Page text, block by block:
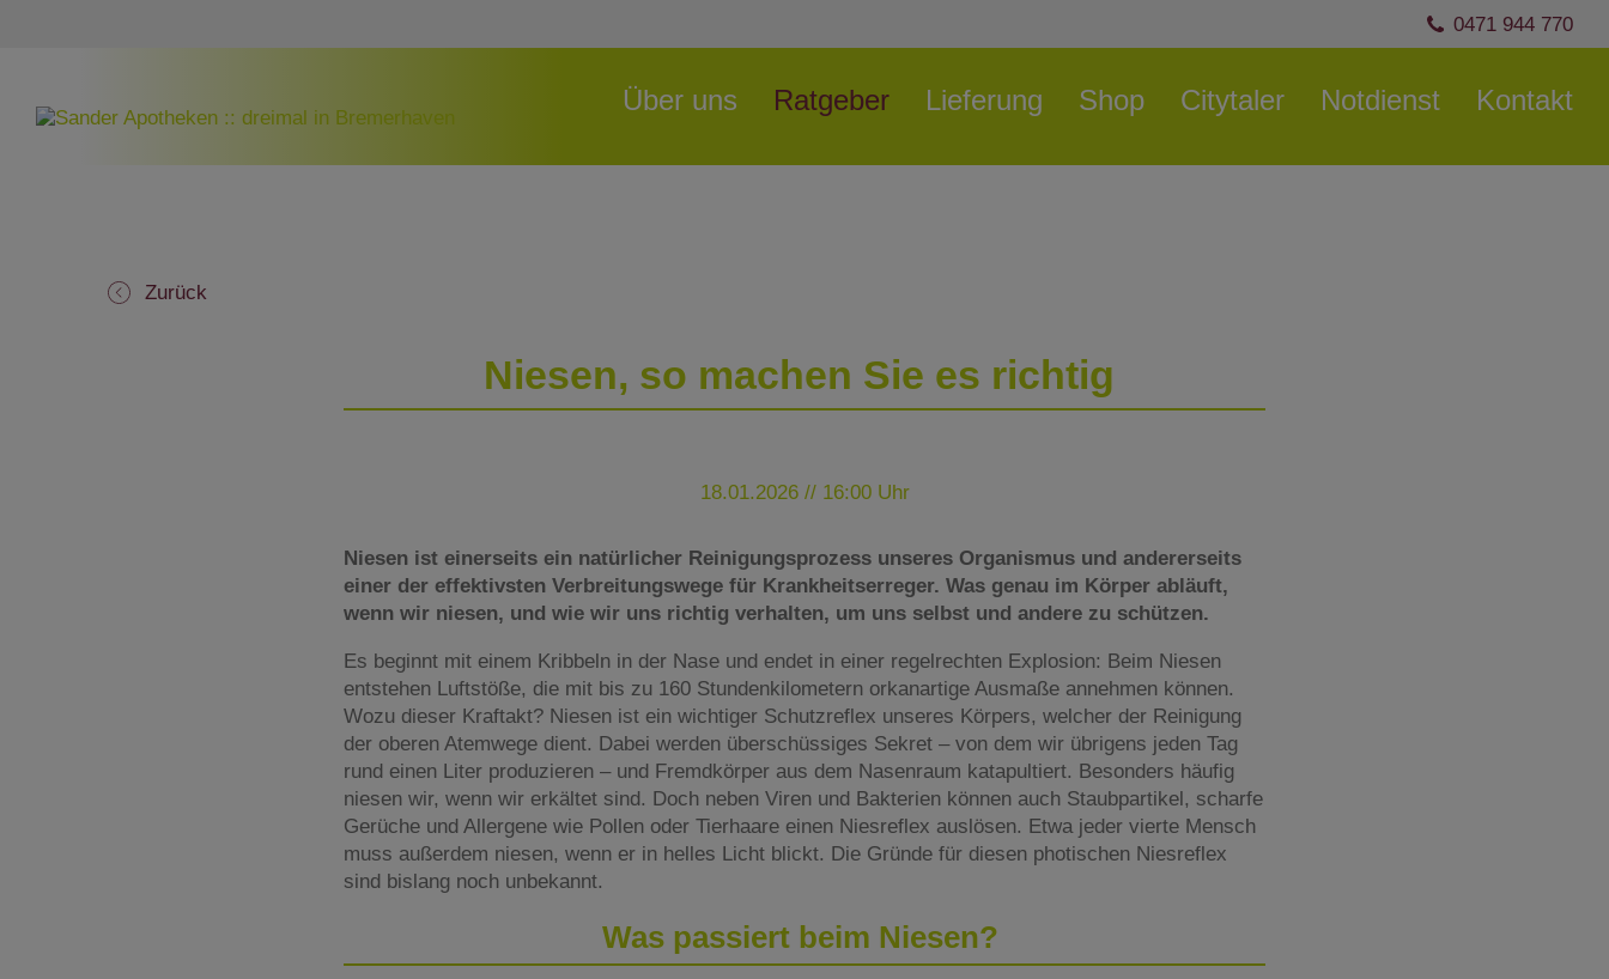
0471 944 770
Navigation
überspringen
Über uns Ratgeber Lieferung Shop Citytaler Notdienst Kontakt
Zurück
Niesen, so machen Sie es richtig
18.01.2026 // 16:00 Uhr
Niesen ist einerseits ein natürlicher Reinigungsprozess unseres Organismus und andererseits
einer der effektivsten Verbreitungswege für Krankheitserreger. Was genau im Körper abläuft,
wenn wir niesen, und wie wir uns richtig verhalten, um uns selbst und andere zu schützen.
Es beginnt mit einem Kribbeln in der Nase und endet in einer regelrechten Explosion: Beim Niesen
entstehen Luftstöße, die mit bis zu 160 Stundenkilometern orkanartige Ausmaße annehmen können.
Wozu dieser Kraftakt? Niesen ist ein wichtiger Schutzreflex unseres Körpers, welcher der Reinigung
der oberen Atemwege dient. Dabei werden überschüssiges Sekret – von dem wir übrigens jeden Tag
rund einen Liter produzieren – und Fremdkörper aus dem Nasenraum katapultiert. Besonders häufig
niesen wir, wenn wir erkältet sind. Doch neben Viren und Bakterien können auch Staubpartikel, scharfe
Gerüche und Allergene wie Pollen oder Tierhaare einen Niesreflex auslösen. Etwa jeder vierte Mensch
muss außerdem niesen, wenn er in helles Licht blickt. Die Gründe für diesen photischen Niesreflex
sind bislang noch unbekannt.
Was passiert beim Niesen?